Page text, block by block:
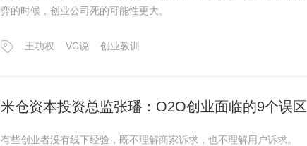
弈的时候，创业公司死的可能性更大。
王功权 VC说 创业教训
米仓资本投资总监张璠：O2O创业面临的9个误区
有些创业者没有线下经验，既不理解商家诉求，也不理解用户诉求。